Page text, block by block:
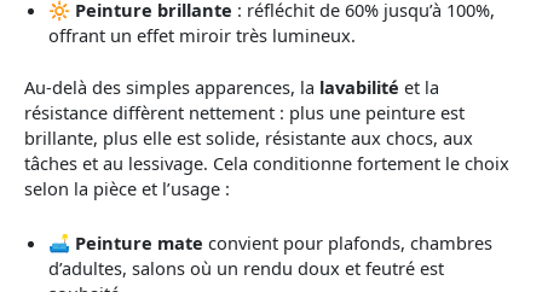
🔆 Peinture brillante : réfléchit de 60% jusqu’à 100%,
offrant un effet miroir très lumineux.
Au-delà des simples apparences, la lavabilité et la
résistance diffèrent nettement : plus une peinture est
brillante, plus elle est solide, résistante aux chocs, aux
tâches et au lessivage. Cela conditionne fortement le choix
selon la pièce et l’usage :
🛋️ Peinture mate convient pour plafonds, chambres
d’adultes, salons où un rendu doux et feutré est